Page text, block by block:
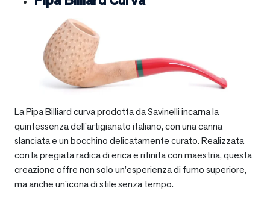
La Pipa Billiard curva prodotta da Savinelli incarna la
quintessenza dell’artigianato italiano, con una canna
slanciata e un bocchino delicatamente curato. Realizzata
con la pregiata radica di erica e rifinita con maestria, questa
creazione offre non solo un’esperienza di fumo superiore,
ma anche un’icona di stile senza tempo.